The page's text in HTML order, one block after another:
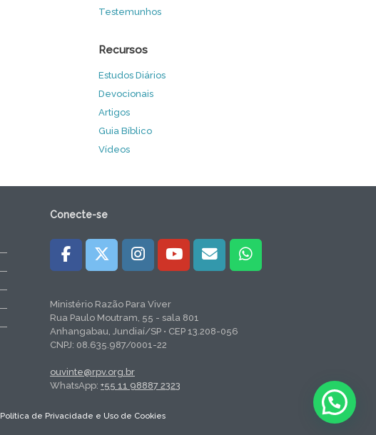
Testemunhos
Recursos
Estudos Diários
Devocionais
Artigos
Guia Bíblico
Vídeos
Conecte-se
Ministério Razão Para Viver
Rua Paulo Moutram, 55 - sala 801
Anhangabau, Jundiaí/SP • CEP 13.208-056
CNPJ: 08.635.987/0001-22
ouvinte@rpv.org.br
WhatsApp: +55 11 98887 2323
Política de Privacidade e Uso de Cookies